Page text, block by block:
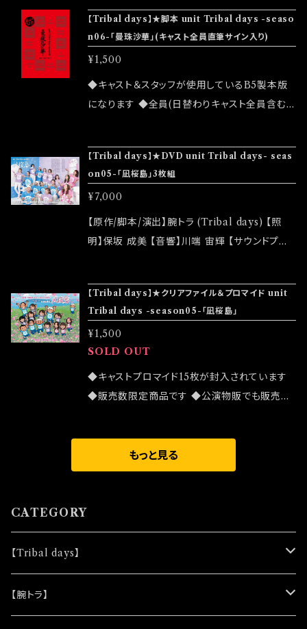
します。 2022年版、3年ぶりの「曼珠沙華」にご
期待下さい。 【公演】2022/07/14(木)-17(日) 0
7/14(木)18:30 07/15(金)18:30 07/16(土)12:0
0/17:00 07/17(日)12:00/17:00 【大感謝祭】20
22/07/24(日) 12:00 ◆アフタートークイベント
【会場】東京音実劇場 【住所】東京都世田谷区玉
川2-26-3 N2ビル地下2階 【交通】東急田園都
市線「二子玉川」駅下車5分 【キャスト】 田口 綾
乃 (Tribal days) 山崎 真宏 ◆ 前田 有紀 (ex.
ハロー！プロジェクト) ◆ 安澄 かえで 藤井 美
ays) 腕トラ (Tribal days) 【特別出演】 大澤
拓巳 (Tribal days) 【日替わりキャスト】 07/14
(木)18:30 大黒 美和子 07/15(金)18:30 大黒
美和子 07/16(土)12:00/17:00 稲葉 貴子 (ex.
ップでのご注文をお願い致します ◆発送は 202
2/07/24イベント「大感謝祭」後になります
【Tribal days】★脚本 unit Tribal days -seaso
n06-「曼珠沙華」(キャスト全員直筆サイン入り)
¥1,500
◆キャスト＆スタッフが使用しているB5製本版
になります ◆全員(日替わりキャスト全員含む)
も販売致しますが売切になる可能性がございま
す ◆確実にお手にしたいお客様はこちらのオン
ラインショップでのご注文をお願い致します ◆
発送は 2022/07/24イベント「大感謝祭」後にな
ります
【Tribal days】★DVD unit Tribal days- seas
on05-「凪桜島」3枚組
¥7,000
【原作/脚本/演出】腕トラ (Tribal days) 【照
明】保坂 成美 【音響】川端 宙輝 【サウンドプロ
bal days) 【制作】山崎 貴也 (Tribal days)
【当日制作】桑田 真樹 ありがとうと言いましょ
う。 さようならと言いましょう。 一度目の汽笛は、
出発の合図。 二度目の汽笛は、前進の合図。 前
進したら、逃げちゃいけないんだ。 だから、頑張
れよって意味でのエールでもあるんだよ。 【あら
「汽笛(ホイッスル)」。サツマイモ農家の人々。 里
桜を咲かせました。 大好きな人たちが、桜を見て
【Tribal days】★クリアファイル＆プロマイド unit
Tribal days -season05-「凪桜島」
¥1,500
SOLD OUT
◆キャストプロマイド15枚が封入されています
◆販売数限定商品です ◆公演物販でも販売致
ップでのご注文をお願い致します ◆発送は 202
2/03/20イベント「大感謝祭」後になります
もっと見る
CATEGORY
【Tribal days】
★ノベルティー
【腕トラ】